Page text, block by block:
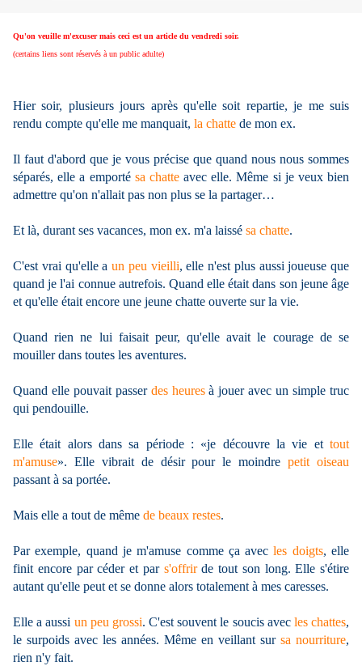
Qu'on veuille m'excuser mais ceci est un article du vendredi soir.
(certains liens sont réservés à un public adulte)
Hier soir, plusieurs jours après qu'elle soit repartie, je me suis
rendu compte qu'elle me manquait, la chatte de mon ex.
Il faut d'abord que je vous précise que quand nous nous sommes
séparés, elle a emporté sa chatteavec elle. Même si je veux bien
admettre qu'on n'allait pas non plus se la partager…
Et là, durant ses vacances, mon ex. m'a laissé sa chatte.
C'est vrai qu'elle a un peu vieilli, elle n'est plus aussi joueuse que
quand je l'ai connue autrefois. Quand elle était dans son jeune âge
et qu'elle était encore une jeune chatte ouverte sur la vie.
Quand rien ne lui faisait peur, qu'elle avait le courage de se
mouiller dans toutes les aventures.
Quand elle pouvait passer des heuresà jouer avec un simple truc
qui pendouille.
Elle était alors dans sa période : «je découvre la vie et tout
m'amuse». Elle vibrait de désir pour le moindrepetit oiseau
passant à sa portée.
Mais elle a tout de même de beaux restes.
Par exemple, quand je m'amuse comme ça avecles doigts, elle
finit encore par céder et par s'offrirde tout son long. Elle s'étire
autant qu'elle peut et se donne alors totalement à mes caresses.
Elle a aussi un peu grossi. C'est souvent le soucis avec les chattes,
le surpoids avec les années. Même en veillant sur sa nourriture,
rien n'y fait.